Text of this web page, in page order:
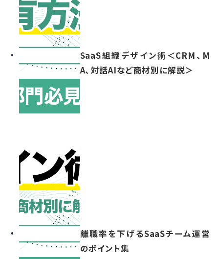
SaaS組織デザイン術＜CRM、M
A、対話AIなど商材別に解説＞
離職率を下げるSaaSチーム運営
のポイント集